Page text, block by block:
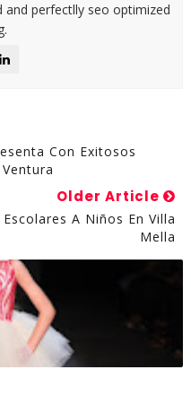
and perfectlly seo optimized
Con Exitosos
Older Article
A Niños En Villa
Mella